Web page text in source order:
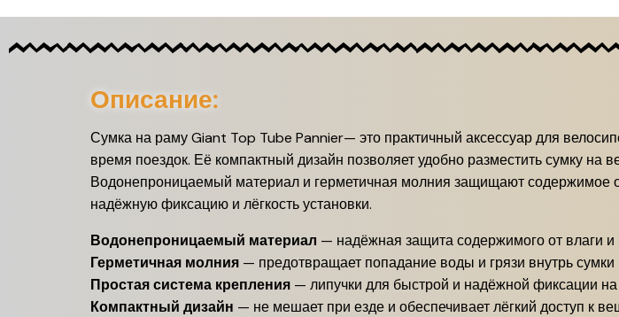
Описание:
Сумка на раму Giant Top Tube Pannier— это практичный аксессуар для
время поездок. Её компактный дизайн позволяет удобно разместить сумку на
Водонепроницаемый материал и герметичная молния защищают содержимое
надёжную фиксацию и лёгкость установки.
Водонепроницаемый материал — надёжная защита содержимого от влаги
Герметичная молния — предотвращает попадание воды и грязи внутрь сумки
Простая система крепления — липучки для быстрой и надёжной фиксации
Компактный дизайн — не мешает при езде и обеспечивает лёгкий доступ к